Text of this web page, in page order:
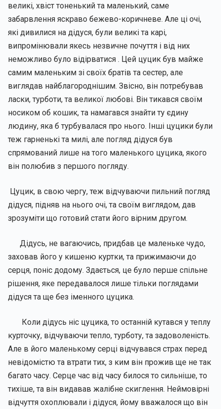
великі, хвіст тоненький та маленький, саме
забарвлення яскраво бежево-коричневе. Але ці очі,
які дивилися на дідуся, були великі та карі,
випромінювали якесь незвичне почуття і від них
неможливо було відірватися . Цей цуцик був майже
самим маленьким зі своїх братів та сестер, але
виглядав найблагороднішим. Звісно, він потребував
ласки, турботи, та великої любові. Він тикався своїм
носиком об кошик, та намагався знайти ту єдину
людину, яка б турбувалася про нього. Інші цуцики були
теж гарненькі та милі, але погляд дідуся був
спрямований лише на того маленького цуцика, якого
він полюбив з першого погляду.
Цуцик, в свою чергу, теж відчуваючи пильний погляд
дідуся, підняв на нього очі, та своїм виглядом, дав
зрозуміти що готовий стати його вірним другом.
Дідусь, не вагаючись, придбав це маленьке чудо,
заховав його у кишеню куртки, та прижимаючи до
серця, поніс додому. Здається, це було перше спільне
рішення, яке передавалося лише тільки поглядами
дідуся та ще без іменного цуцика.
Коли дідусь ніс цуцика, то останній кутався у теплу
курточку, відчуваючи тепло, турботу, та задоволеність.
Але в його маленькому серці відчувався страх перед
невідомістю та втрати тих, з ким він прожив ще не так
багато часу. Серце час від часу билося то сильніше, то
тихіше, та він видавав жалібне скиглення. Неймовірні
відчуття охоплювали і дідуся, йому вважалося що він